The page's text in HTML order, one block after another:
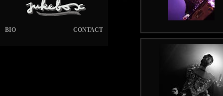
CONTACT
BIO